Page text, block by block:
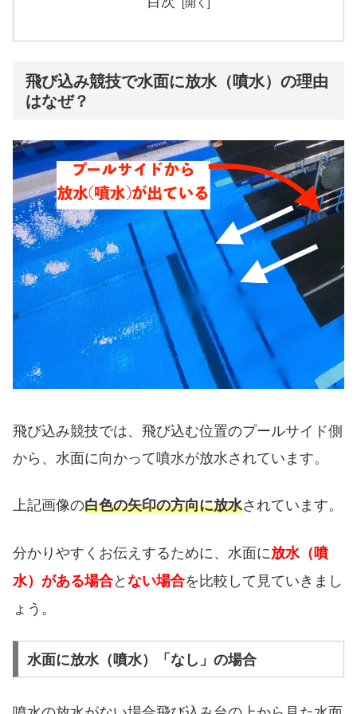
飛び込み競技で水面に放水（噴水）の理由
はなぜ？
飛び込み競技では、飛び込む位置のプールサイド側
から、水面に向かって噴水が放水されています。
上記画像の白色の矢印の方向に放水されています。
分かりやすくお伝えするために、水面に放水（噴
水）がある場合とない場合を比較して見ていきまし
ょう。
水面に放水（噴水）「なし」の場合